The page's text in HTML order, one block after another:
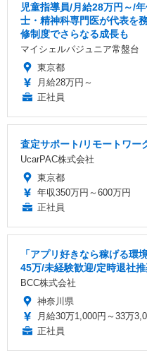
児童指導員/月給28万円～/
士・精神科専門医が代表を
修制度でさらなる成長も
マイシェルパジュニア常盤台
東京都
月給28万円～
正社員
査定サポート/リモートワー
UcarPAC株式会社
東京都
年収350万円～600万円
正社員
「アプリ好きなら稼げる環
45万/未経験歓迎/定時退社
BCC株式会社
神奈川県
月給30万1,000円～33万
正社員